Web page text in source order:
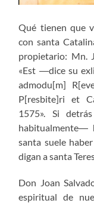
Qué tienen que
con santa
propietario: Mn.
«Est ―dice su
admodu[m]
P[resbite]ri et
1575». Si
habitualmente―
santa suele
digan a santa
Don Joan
espiritual de